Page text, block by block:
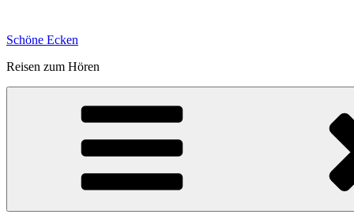
springen
Schöne Ecken
Reisen zum Hören